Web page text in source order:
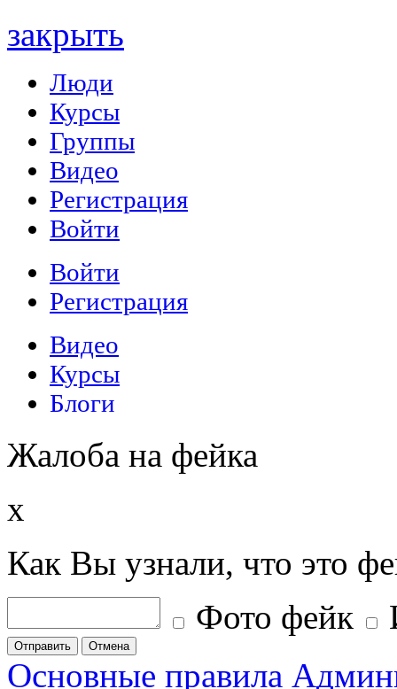
закрыть
Жалоба на фейка
x
Как Вы узнали, что это
Фото фейк
Отправить Отмена
Основные правила